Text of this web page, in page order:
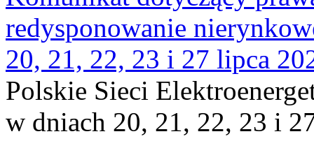
redysponowanie
20, 21, 22, 23 i 27 lipca
Polskie Sieci
w dniach 20, 21, 22, 23 i